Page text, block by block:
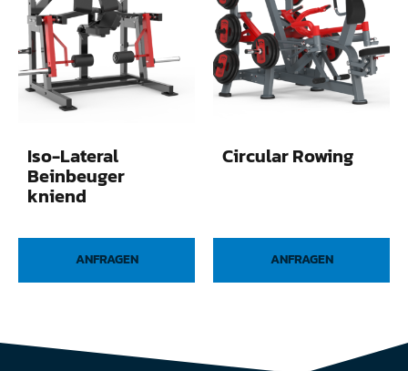
Iso-Lateral
Beinbeuger
kniend
ANFRAGEN
Circular Rowing
ANFRAGEN